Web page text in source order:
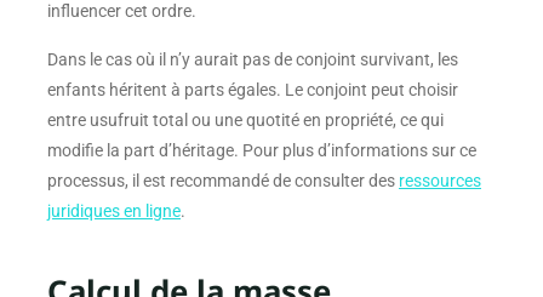
influencer cet ordre.
Dans le cas où il n’y aurait pas de conjoint survivant, les
enfants héritent à parts égales. Le conjoint peut choisir
entre usufruit total ou une quotité en propriété, ce qui
modifie la part d’héritage. Pour plus d’informations sur ce
processus, il est recommandé de consulter des ressources
juridiques en ligne.